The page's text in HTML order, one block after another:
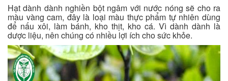
Hạt dành dành nghiền bột ngâm với nước nóng sẽ cho ra
màu vàng cam, đây là loại màu thực phẩm tự nhiên dùng
để nấu xôi, làm bánh, kho thịt, kho cá. Vì dành dành là
dược liệu, nên chúng có nhiều lợi ích cho sức khỏe.